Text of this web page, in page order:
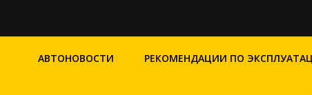
АВТОНОВОСТИ РЕКОМЕНДАЦИИ ПО